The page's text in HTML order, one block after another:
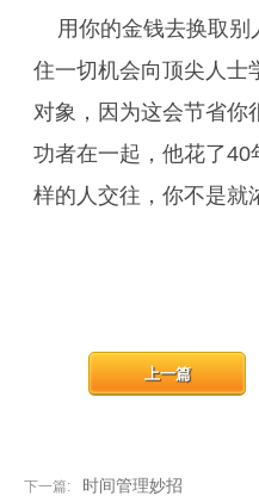
用你的金钱去换取别
住一切机会向顶尖人士
对象，因为这会节省你
功者在一起，他花了
样的人交往，你不是就
下一篇: 时间管理妙招
上一篇